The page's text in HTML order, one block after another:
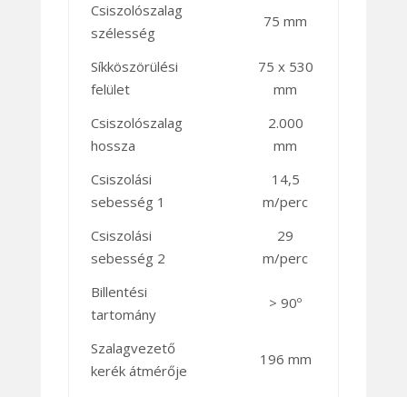
Csiszolószalag
szélesség
75 mm
Síkköszörülési
felület
75 x 530
mm
Csiszolószalag
hossza
2.000
mm
Csiszolási
sebesség 1
14,5
m/perc
Csiszolási
sebesség 2
29
m/perc
Billentési
tartomány
> 90º
Szalagvezető
kerék átmérője
196 mm